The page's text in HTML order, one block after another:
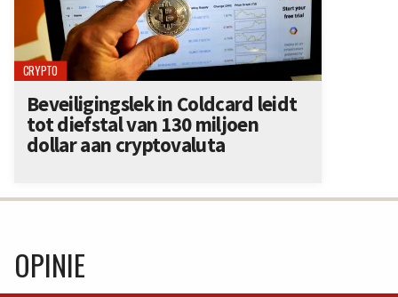
CRYPTO
Beveiligingslek in Coldcard leidt
tot diefstal van 130 miljoen
dollar aan cryptovaluta
OPINIE